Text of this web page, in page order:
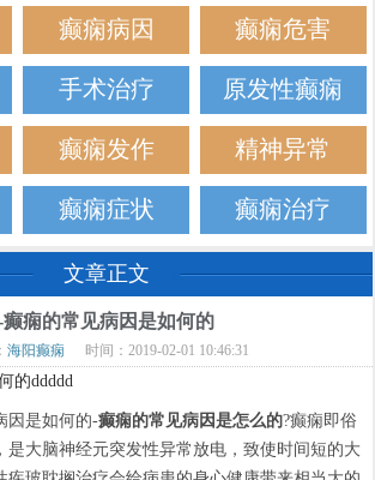
癫痫病因 癫痫危害
手术治疗 原发性癫痫
癫痫发作 精神异常
癫痫症状 癫痫治疗
文章正文
癫痫的常见病因是如何的
海阳癫痫 时间：2019-02-01 10:46:31
的ddddd
是如何的-癫痫的常见病因是怎么的?癫痫即俗
是大脑神经元突发性异常放电，致使时间短的大